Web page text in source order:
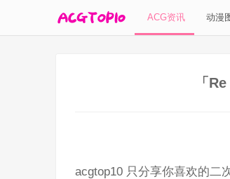
ACG资讯 动漫
「
acgtop10 只分享你喜欢的二